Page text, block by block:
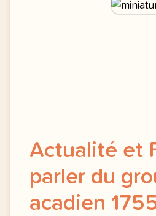
Actualité et
parler du
acadien